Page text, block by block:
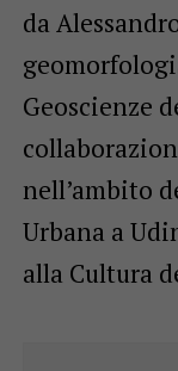
da
Geoscienze
nell’ambito
Urbana a
alla Cultura